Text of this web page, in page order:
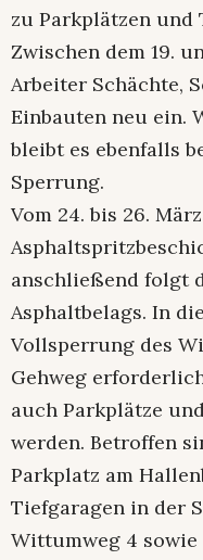
zu Parkplätzen und
Zwischen dem 19.
Arbeiter Schächte,
Einbauten neu ein.
bleibt es ebenfalls
Sperrung.
Vom 24. bis 26.
anschließend folgt
Asphaltbelags. In
Vollsperrung des
Gehweg
auch Parkplätze
werden. Betroffen
Parkplatz am
Tiefgaragen in der
Wittumweg 4